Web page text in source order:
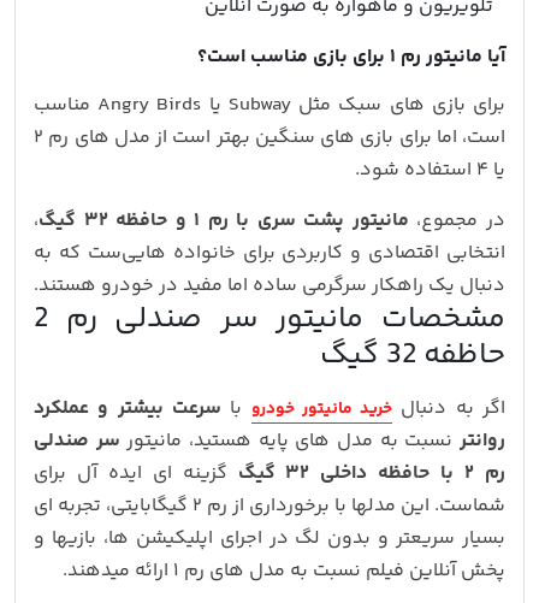
تلویریون و ماهواره به صورت آنلاین
آیا مانیتور رم ۱ برای بازی مناسب است؟
برای بازی‌ های سبک مثل Subway یا Angry Birds مناسب
است، اما برای بازی‌ های سنگین بهتر است از مدل‌ های رم ۲
یا ۴ استفاده شود.
در مجموع، مانیتور پشت سری با رم ۱ و حافظه ۳۲ گیگ
،
انتخابی اقتصادی و کاربردی برای خانواده‌ هایی‌ست که به
دنبال یک راهکار سرگرمی ساده اما مفید در خودرو هستند.
مشخصات مانیتور سر صندلی رم 2
حاظفه 32 گیگ
اگر به دنبال خرید مانیتور خودرو با سرعت بیشتر و عملکرد
روانترنسبت به مدل‌ های پایه هستید، مانیتور سر صندلی
رم ۲ با حافظه داخلی ۳۲ گیگ
گزینه‌ ای ایده‌ آل برای
شماست. این مدلها با برخورداری از رم ۲ گیگابایتی، تجربه‌ ای
بسیار سریعتر و بدون لگ در اجرای اپلیکیشن‌ ها، بازیها و
پخش آنلاین فیلم نسبت به مدل‌ های رم ۱ ارائه میدهند.